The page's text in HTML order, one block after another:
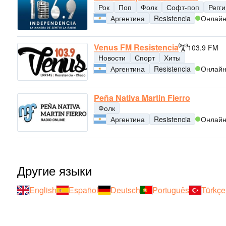
Рок Поп Фолк Софт-поп Регги
Аргентина
Resistencia Онлайн
Venus FM Resistencia
103.9 FM
Новости
Спорт
Хиты
Аргентина
Resistencia Онлайн
Peña Nativa Martin Fierro
Фолк
Аргентина
Resistencia Онлайн
Другие языки
English Español Deutsch Português Türkçe